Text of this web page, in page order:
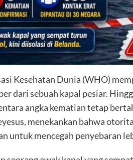
Kesehatan Dunia (WHO)
dari sebuah kapal pesiar.
angka kematian tetap
menekankan bahwa
untuk mencegah penyebaran